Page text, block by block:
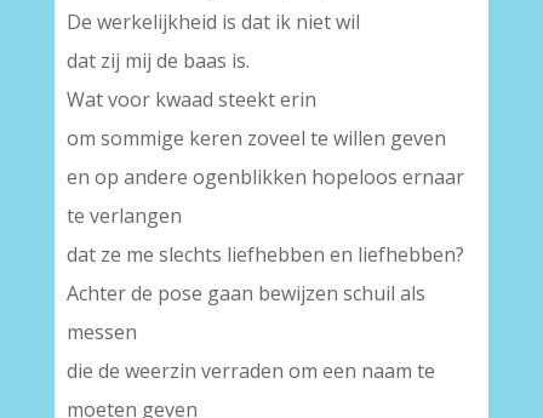
De werkelijkheid is dat ik niet wil
dat zij mij de baas is.
Wat voor kwaad steekt erin
om sommige keren zoveel te willen geven
en op andere ogenblikken hopeloos ernaar
te verlangen
dat ze me slechts liefhebben en liefhebben?
Achter de pose gaan bewijzen schuil als
messen
die de weerzin verraden om een naam te
moeten geven